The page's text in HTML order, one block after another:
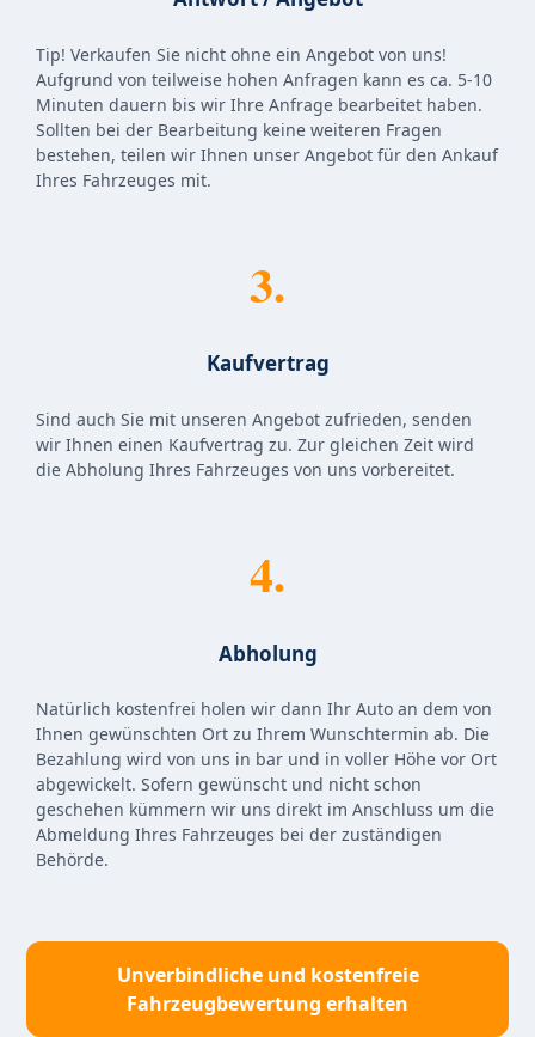
Tip! Verkaufen Sie nicht ohne ein Angebot von uns!
Aufgrund von teilweise hohen Anfragen kann es ca. 5-10
Minuten dauern bis wir Ihre Anfrage bearbeitet haben.
Sollten bei der Bearbeitung keine weiteren Fragen
bestehen, teilen wir Ihnen unser Angebot für den Ankauf
Ihres Fahrzeuges mit.
3.
Kaufvertrag
Sind auch Sie mit unseren Angebot zufrieden, senden
wir Ihnen einen Kaufvertrag zu. Zur gleichen Zeit wird
die Abholung Ihres Fahrzeuges von uns vorbereitet.
4.
Abholung
Natürlich kostenfrei holen wir dann Ihr Auto an dem von
Ihnen gewünschten Ort zu Ihrem Wunschtermin ab. Die
Bezahlung wird von uns in bar und in voller Höhe vor Ort
abgewickelt. Sofern gewünscht und nicht schon
geschehen kümmern wir uns direkt im Anschluss um die
Abmeldung Ihres Fahrzeuges bei der zuständigen
Behörde.
Unverbindliche und kostenfreie
Fahrzeugbewertung erhalten